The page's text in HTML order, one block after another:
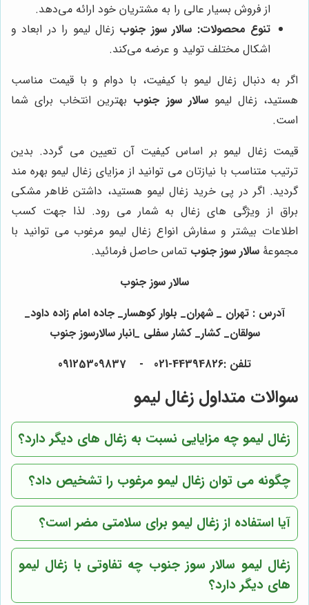
از فروش بسیار عالی را به مشتریان خود ارائه می‌دهد.
تنوع محصولات: سالار سوز جنوب زغال لیمو را در ابعاد و
اشکال مختلف تولید و عرضه می‌کند.
اگر به دنبال زغال لیمو با کیفیت، با دوام و با قیمت مناسب
هستید، زغال لیموسالار سوز جنوب بهترین انتخاب برای شما
است.
قیمت زغال لیمو بر اساس کیفیت آن تعیین می گردد. بدین
ترتیب متناسب با نیازتان می توانید از مزایای زغال لیمو بهره مند
گردید. اگر در پی خرید زغال لیمو هستید، داشتن ظاهر مشکی
براق از ویژگی های زغال به شمار می رود. لذا جهت کسب
اطلاعات بیشتر و سفارش انواع زغال لیمو مرغوب می توانید با
مجموعۀ سالار سوز جنوب تماس حاصل فرمائید.
سالار سوز جنوب
آدرس : تهران _ شهران_ بلوار کوهسار_ جاده امام زاده داود_
سولقان_ کشار_ کشار سفلی _انبار سالارسوز جنوب
تلفن :44394826-021 - 09125309837
سوالات متداول زغال لیمو
زغال لیمو چه مزایایی نسبت به زغال های دیگر دارد؟
چگونه می توان زغال لیمو مرغوب را تشخیص داد؟
آیا استفاده از زغال لیمو برای سلامتی مضر است؟
زغال لیمو سالار سوز جنوب چه تفاوتی با زغال لیمو
های دیگر دارد؟